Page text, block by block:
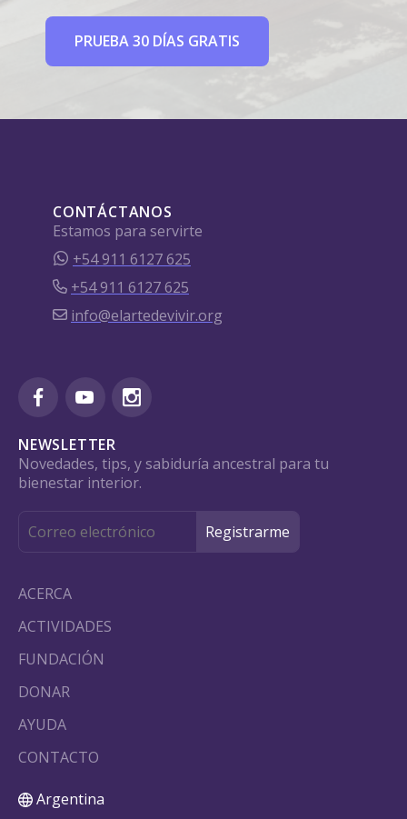
PRUEBA 30 DÍAS GRATIS
CONTÁCTANOS
Estamos para servirte
+54 911 6127 625
+54 911 6127 625
info@elartedevivir.org
NEWSLETTER
Novedades, tips, y sabiduría ancestral para tu
bienestar interior.
ACERCA
ACTIVIDADES
FUNDACIÓN
DONAR
AYUDA
CONTACTO
Argentina